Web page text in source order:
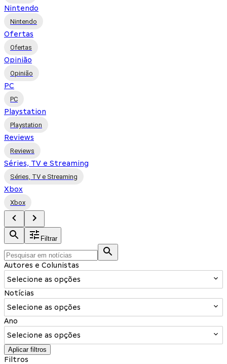
Nintendo
Nintendo
Ofertas
Ofertas
Opinião
Opinião
PC
PC
Playstation
Playstation
Reviews
Reviews
Séries, TV e Streaming
Séries, TV e Streaming
Xbox
Xbox
Filtrar
Autores e Colunistas
Selecione as opções
Notícias
Selecione as opções
Ano
Selecione as opções
Aplicar filtros
Filtros